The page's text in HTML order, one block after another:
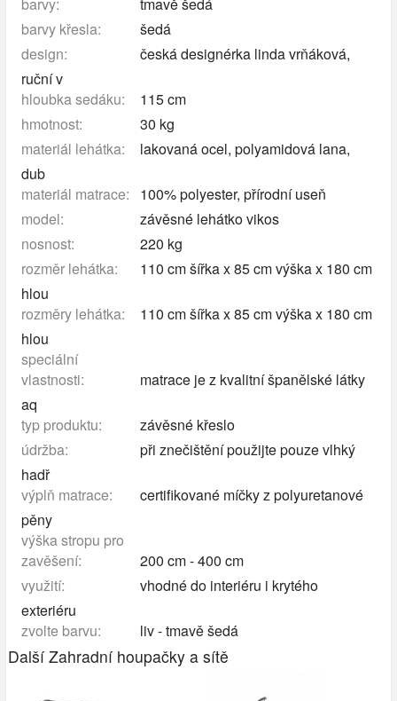
barvy:
tmavě šedá
barvy křesla:
šedá
design:
česká designérka linda vrňáková,
ruční v
hloubka sedáku:
115 cm
hmotnost:
30 kg
materiál lehátka:
lakovaná ocel, polyamidová lana,
dub
materiál matrace:
100% polyester, přírodní useň
model:
závěsné lehátko vikos
nosnost:
220 kg
rozměr lehátka:
110 cm šířka x 85 cm výška x 180 cm
hlou
rozměry lehátka:
110 cm šířka x 85 cm výška x 180 cm
hlou
speciální
vlastnosti:
matrace je z kvalitní španělské látky
aq
typ produktu:
závěsné křeslo
údržba:
při znečištění použijte pouze vlhký
hadř
výplň matrace:
certifikované míčky z polyuretanové
pěny
výška stropu pro
zavěšení:
200 cm - 400 cm
využití:
vhodné do interiéru i krytého
exteriéru
zvolte barvu:
liv - tmavě šedá
Další Zahradní houpačky a sítě